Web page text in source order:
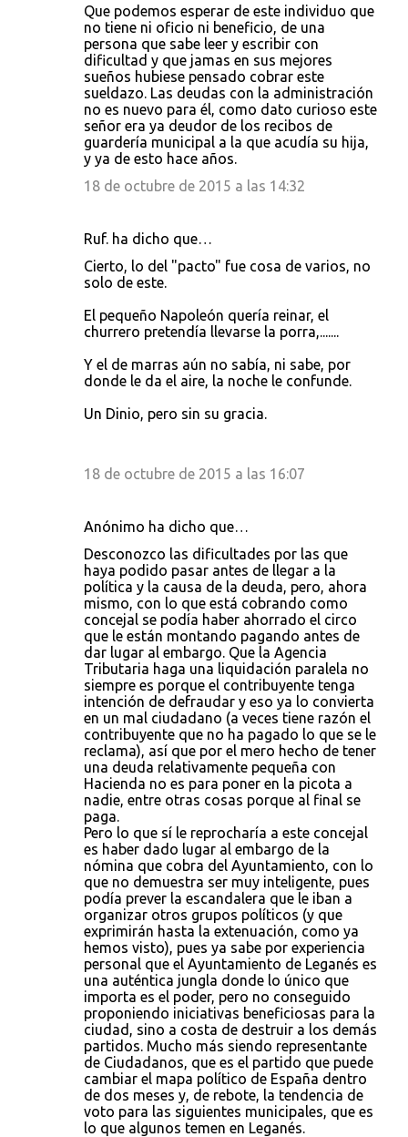
Que podemos esperar de este individuo que
no tiene ni oficio ni beneficio, de una
persona que sabe leer y escribir con
dificultad y que jamas en sus mejores
sueños hubiese pensado cobrar este
sueldazo. Las deudas con la administración
no es nuevo para él, como dato curioso este
señor era ya deudor de los recibos de
guardería municipal a la que acudía su hija,
y ya de esto hace años.
18 de octubre de 2015 a las 14:32
Ruf. ha dicho que…
Cierto, lo del "pacto" fue cosa de varios, no
solo de este.
El pequeño Napoleón quería reinar, el
churrero pretendía llevarse la porra,.......
Y el de marras aún no sabía, ni sabe, por
donde le da el aire, la noche le confunde.
Un Dinio, pero sin su gracia.
18 de octubre de 2015 a las 16:07
Anónimo ha dicho que…
Desconozco las dificultades por las que
haya podido pasar antes de llegar a la
política y la causa de la deuda, pero, ahora
mismo, con lo que está cobrando como
concejal se podía haber ahorrado el circo
que le están montando pagando antes de
dar lugar al embargo. Que la Agencia
Tributaria haga una liquidación paralela no
siempre es porque el contribuyente tenga
intención de defraudar y eso ya lo convierta
en un mal ciudadano (a veces tiene razón el
contribuyente que no ha pagado lo que se le
reclama), así que por el mero hecho de tener
una deuda relativamente pequeña con
Hacienda no es para poner en la picota a
nadie, entre otras cosas porque al final se
paga.
Pero lo que sí le reprocharía a este concejal
es haber dado lugar al embargo de la
nómina que cobra del Ayuntamiento, con lo
que no demuestra ser muy inteligente, pues
podía prever la escandalera que le iban a
organizar otros grupos políticos (y que
exprimirán hasta la extenuación, como ya
hemos visto), pues ya sabe por experiencia
personal que el Ayuntamiento de Leganés es
una auténtica jungla donde lo único que
importa es el poder, pero no conseguido
proponiendo iniciativas beneficiosas para la
ciudad, sino a costa de destruir a los demás
partidos. Mucho más siendo representante
de Ciudadanos, que es el partido que puede
cambiar el mapa político de España dentro
de dos meses y, de rebote, la tendencia de
voto para las siguientes municipales, que es
lo que algunos temen en Leganés.